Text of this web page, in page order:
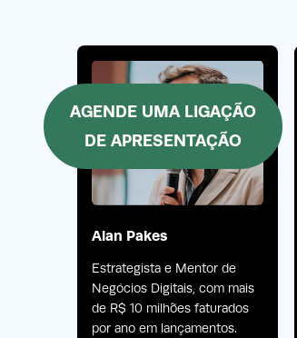
AGENDE UMA LIGAÇÃO
DE APRESENTAÇÃO
Alan Pakes
Estrategista e Mentor de
Negócios Digitais, com mais
de R$ 10 milhões faturados
por ano em lançamentos.